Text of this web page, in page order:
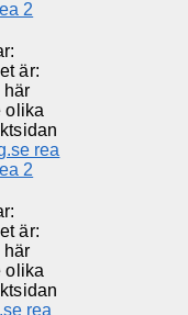
är:
här
olika
är:
här
olika